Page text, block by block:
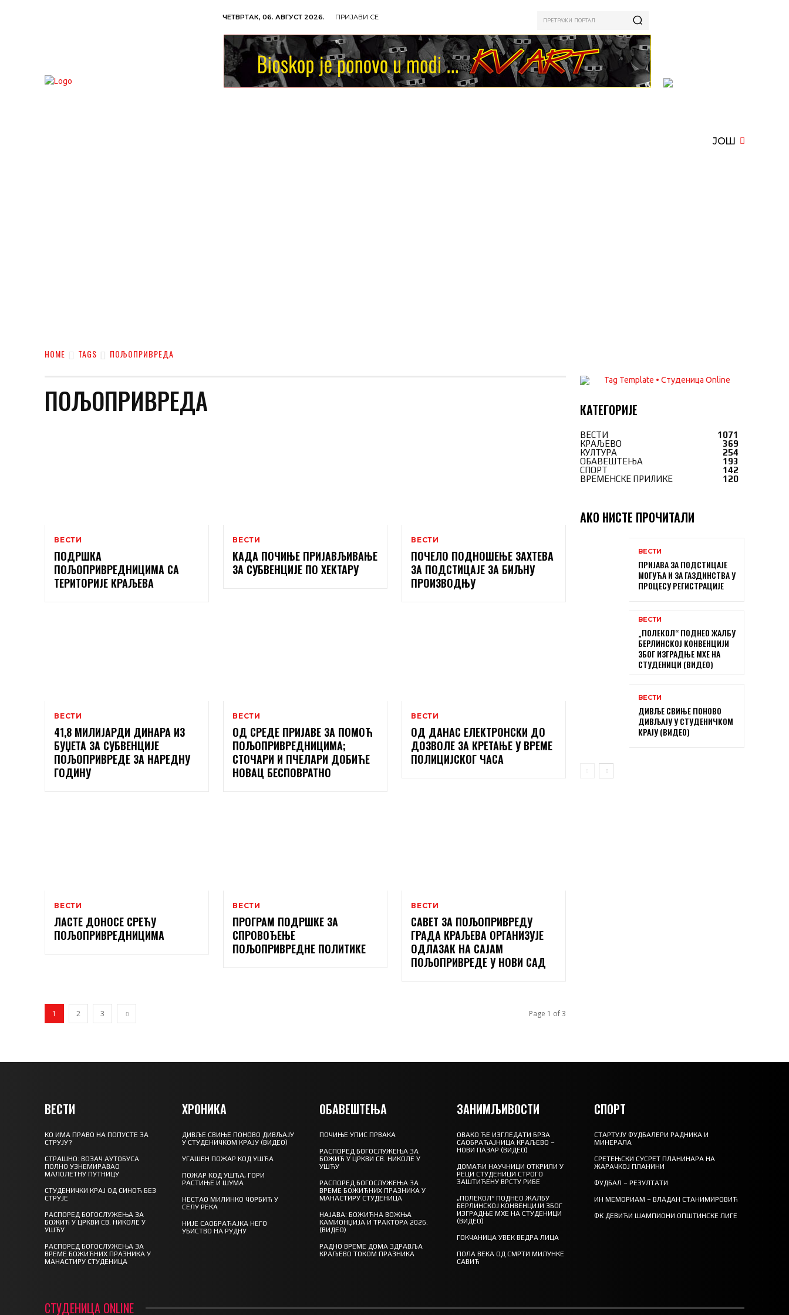
ЧЕТВРТАК, 06. АВГУСТ 2026. ПРИЈАВИ СЕ ПРЕТРАЖИ ПОРТАЛ
ЈОШ
HOME TAGS ПОЉОПРИВРЕДА
ПОЉОПРИВРЕДА
ВЕСТИ
ПОДРШКА
ПОЉОПРИВРЕДНИЦИМА СА
ТЕРИТОРИЈЕ КРАЉЕВА
ВЕСТИ
КАДА ПОЧИЊЕ ПРИЈАВЉИВАЊЕ
ЗА СУБВЕНЦИЈЕ ПО ХЕКТАРУ
ВЕСТИ
ПОЧЕЛО ПОДНОШЕЊЕ ЗАХТЕВА
ЗА ПОДСТИЦАЈЕ ЗА БИЉНУ
ПРОИЗВОДЊУ
ВЕСТИ
41,8 МИЛИЈАРДИ ДИНАРА ИЗ
БУЏЕТА ЗА СУБВЕНЦИЈЕ
ПОЉОПРИВРЕДЕ ЗА НАРЕДНУ
ГОДИНУ
ВЕСТИ
ОД СРЕДЕ ПРИЈАВЕ ЗА ПОМОЋ
ПОЉОПРИВРЕДНИЦИМА;
СТОЧАРИ И ПЧЕЛАРИ ДОБИЋЕ
НОВАЦ БЕСПОВРАТНО
ВЕСТИ
ОД ДАНАС ЕЛЕКТРОНСКИ ДО
ДОЗВОЛЕ ЗА КРЕТАЊЕ У ВРЕМЕ
ПОЛИЦИЈСКОГ ЧАСА
ВЕСТИ
ЛАСТЕ ДОНОСЕ СРЕЋУ
ПОЉОПРИВРЕДНИЦИМА
ВЕСТИ
ПРОГРАМ ПОДРШКЕ ЗА
СПРОВОЂЕЊЕ
ПОЉОПРИВРЕДНЕ ПОЛИТИКЕ
ВЕСТИ
САВЕТ ЗА ПОЉОПРИВРЕДУ
ГРАДА КРАЉЕВА ОРГАНИЗУЈЕ
ОДЛАЗАК НА САЈАМ
ПОЉОПРИВРЕДЕ У НОВИ САД
1 2 3 Page 1 of 3
КАТЕГОРИЈЕ
ВЕСТИ
1071
КРАЉЕВО
369
КУЛТУРА
254
ОБАВЕШТЕЊА
193
СПОРТ
142
ВРЕМЕНСКЕ ПРИЛИКЕ
120
АКО НИСТЕ ПРОЧИТАЛИ
ВЕСТИ
ПРИЈАВА ЗА ПОДСТИЦАЈЕ
МОГУЋА И ЗА ГАЗДИНСТВА У
ПРОЦЕСУ РЕГИСТРАЦИЈЕ
ВЕСТИ
„ПОЛЕКОЛ“ ПОДНЕО ЖАЛБУ
БЕРЛИНСКОЈ КОНВЕНЦИЈИ
ЗБОГ ИЗГРАДЊЕ МХЕ НА
СТУДЕНИЦИ (ВИДЕО)
ВЕСТИ
ДИВЉЕ СВИЊЕ ПОНОВО
ДИВЉАЈУ У СТУДЕНИЧКОМ
КРАЈУ (ВИДЕО)
ВЕСТИ
КО ИМА ПРАВО НА ПОПУСТЕ ЗА
СТРУЈУ?
СТРАШНО: ВОЗАЧ АУТОБУСА
ПОЛНО УЗНЕМИРАВАО
МАЛОЛЕТНУ ПУТНИЦУ
СТУДЕНИЧКИ КРАЈ ОД СИНОЋ БЕЗ
СТРУЈЕ
РАСПОРЕД БОГОСЛУЖЕЊА ЗА
БОЖИЋ У ЦРКВИ СВ. НИКОЛЕ У
УШЋУ
РАСПОРЕД БОГОСЛУЖЕЊА ЗА
ВРЕМЕ БОЖИЋНИХ ПРАЗНИКА У
МАНАСТИРУ СТУДЕНИЦА
ХРОНИКА
ДИВЉЕ СВИЊЕ ПОНОВО ДИВЉАЈУ
У СТУДЕНИЧКОМ КРАЈУ (ВИДЕО)
УГАШЕН ПОЖАР КОД УШЋА
ПОЖАР КОД УШЋА, ГОРИ
РАСТИЊЕ И ШУМА
НЕСТАО МИЛИНКО ЧОРБИЋ У
СЕЛУ РЕКА
НИЈЕ САОБРАЋАЈКА НЕГО
УБИСТВО НА РУДНУ
ОБАВЕШТЕЊА
ПОЧИЊЕ УПИС ПРВАКА
РАСПОРЕД БОГОСЛУЖЕЊА ЗА
БОЖИЋ У ЦРКВИ СВ. НИКОЛЕ У
УШЋУ
РАСПОРЕД БОГОСЛУЖЕЊА ЗА
ВРЕМЕ БОЖИЋНИХ ПРАЗНИКА У
МАНАСТИРУ СТУДЕНИЦА
НАЈАВА: БОЖИЋНА ВОЖЊА
КАМИОНЏИЈА И ТРАКТОРА 2026.
(ВИДЕО)
РАДНО ВРЕМЕ ДОМА ЗДРАВЉА
КРАЉЕВО ТОКОМ ПРАЗНИКА
ЗАНИМЉИВОСТИ
ОВАКО ЋЕ ИЗГЛЕДАТИ БРЗА
САОБРАЋАЈНИЦА КРАЉЕВО –
НОВИ ПАЗАР (ВИДЕО)
ДОМАЋИ НАУЧНИЦИ ОТКРИЛИ У
РЕЦИ СТУДЕНИЦИ СТРОГО
ЗАШТИЋЕНУ ВРСТУ РИБЕ
„ПОЛЕКОЛ“ ПОДНЕО ЖАЛБУ
БЕРЛИНСКОЈ КОНВЕНЦИЈИ ЗБОГ
ИЗГРАДЊЕ МХЕ НА СТУДЕНИЦИ
(ВИДЕО)
ГОКЧАНИЦА УВЕК ВЕДРА ЛИЦА
ПОЛА ВЕКА ОД СМРТИ МИЛУНКЕ
САВИЋ
СПОРТ
СТАРТУЈУ ФУДБАЛЕРИ РАДНИКА И
МИНЕРАЛА
СРЕТЕЊСКИ СУСРЕТ ПЛАНИНАРА НА
ЖАРАЧКОЈ ПЛАНИНИ
ФУДБАЛ – РЕЗУЛТАТИ
ИН МЕМОРИАМ – ВЛАДАН СТАНИМИРОВИЋ
ФК ДЕВИЋИ ШАМПИОНИ ОПШТИНСКЕ ЛИГЕ
СТУДЕНИЦА ONLINE